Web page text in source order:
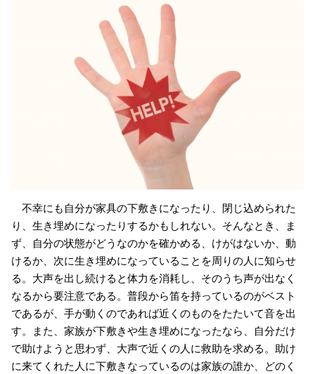
不幸にも自分が家具の下敷きになったり、閉じ込められた
り、生き埋めになったりするかもしれない。そんなとき、ま
ず、自分の状態がどうなのかを確かめる、けがはないか、動
けるか、次に生き埋めになっていることを周りの人に知らせ
る。大声を出し続けると体力を消耗し、そのうち声が出なく
なるから要注意である。普段から笛を持っているのがベスト
であるが、手が動くのであれば近くのものをたたいて音を出
す。また、家族が下敷きや生き埋めになったなら、自分だけ
で助けようと思わず、大声で近くの人に救助を求める。助け
に来てくれた人に下敷きなっているのは家族の誰か、どのく